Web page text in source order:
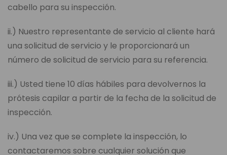
cabello para su inspección.
ii.) Nuestro representante de servicio al cliente hará
una solicitud de servicio y le proporcionará un
número de solicitud de servicio para su referencia.
iii.) Usted tiene 10 días hábiles para devolvernos la
prótesis capilar a partir de la fecha de la solicitud de
inspección.
iv.) Una vez que se complete la inspección, lo
contactaremos sobre cualquier solución que